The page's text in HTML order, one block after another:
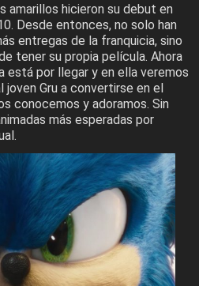
amarillos hicieron su debut en
Desde entonces, no solo han
entregas de la franquicia, sino
tener su propia película. Ahora
está por llegar y en ella veremos
joven Gru a convertirse en el
conocemos y adoramos. Sin
más esperadas por